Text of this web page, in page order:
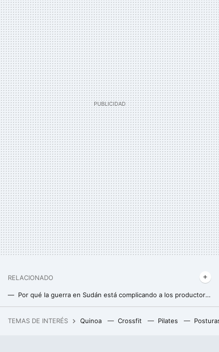
RELACIONADO
Por qué la guerra en Sudán está complicando a los productores de vino y a Coca-Cola: qué pasa con la goma arábiga
TEMAS DE INTERÉS Quinoa Crossfit Pilates